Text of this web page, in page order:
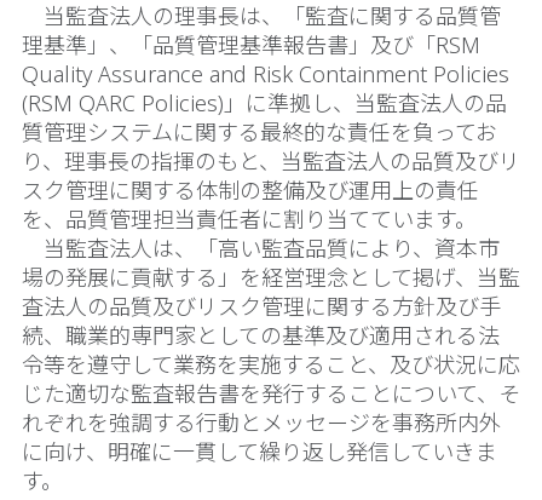
当監査法人の理事長は、「監査に関する品質管
理基準」、「品質管理基準報告書」及び「RSM
Quality Assurance and Risk Containment Policies
(RSM QARC Policies)」に準拠し、当監査法人の品
質管理システムに関する最終的な責任を負ってお
り、理事長の指揮のもと、当監査法人の品質及びリ
スク管理に関する体制の整備及び運用上の責任
を、品質管理担当責任者に割り当てています。
当監査法人は、「高い監査品質により、資本市
場の発展に貢献する」を経営理念として掲げ、当監
査法人の品質及びリスク管理に関する方針及び手
続、職業的専門家としての基準及び適用される法
令等を遵守して業務を実施すること、及び状況に応
じた適切な監査報告書を発行することについて、そ
れぞれを強調する行動とメッセージを事務所内外
に向け、明確に一貫して繰り返し発信していきま
す。